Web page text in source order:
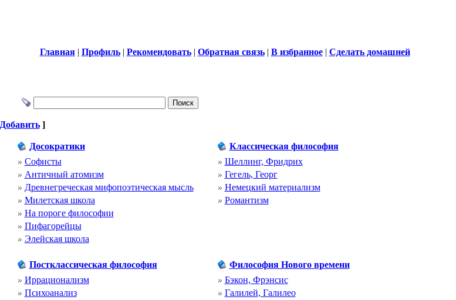
Главная| Профиль| Рекомендовать| Обратная связь| В избранное| Сделать домашней
Добавить]
Досократики
Софисты
Античный атомизм
Древнегреческая мифопоэтическая мысль
Милетская школа
На пороге философии
Пифагорейцы
Элейская школа
Классическая философия
Шеллинг, Фридрих
Гегель, Георг
Немецкий материализм
Романтизм
Постклассическая философия
Иррационализм
Психоанализ
Философия Нового времени
Бэкон, Фрэнсис
Галилей, Галилео